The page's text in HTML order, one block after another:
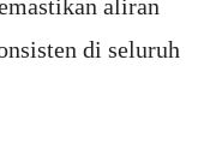
aliran
di seluruh